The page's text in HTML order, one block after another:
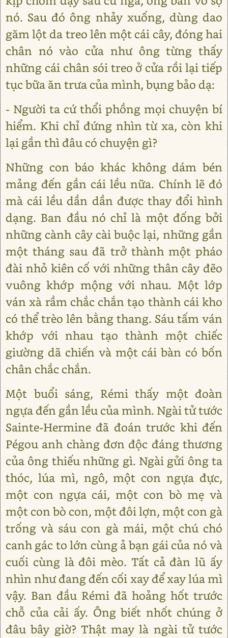
nó. Sau đó ông nhảy xuống, dùng dao
găm lột da treo lên một cái cây, đóng hai
chân nó vào cửa như ông từng thấy
những cái chân sói treo ở cửa rồi lại tiếp
tục bữa ăn trưa của mình, bụng bảo dạ:
- Người ta cứ thổi phồng mọi chuyện bí
hiểm. Khi chỉ đứng nhìn từ xa, còn khi
lại gần thì đâu có chuyện gì?
Những con báo khác không dám bén
mảng đến gần cái lều nữa. Chính lẽ đó
mà cái lều dần dần được thay đổi hình
dạng. Ban đầu nó chỉ là một đống bởi
những cành cây cài buộc lại, những gần
một tháng sau đã trở thành một pháo
đài nhỏ kiên cố với những thân cây đẽo
vuông khớp mộng với nhau. Một lớp
ván xà rầm chắc chắn tạo thành cái kho
có thể trèo lên bằng thang. Sáu tấm ván
khớp với nhau tạo thành một chiếc
giường dã chiến và một cái bàn có bốn
chân chắc chắn.
Một buổi sáng, Rémi thấy một đoàn
ngựa đến gần lều của mình. Ngài tử tước
Sainte-Hermine đã đoán trước khi đến
Pégou anh chàng đơn độc đáng thương
của ông thiếu những gì. Ngài gửi ông ta
thóc, lúa mì, ngô, một con ngựa đực,
một con ngựa cái, một con bò mẹ và
một con bò con, một đôi lợn, một con gà
trống và sáu con gà mái, một chú chó
canh gác to lớn cùng ả bạn gái của nó và
cuối cùng là đôi mèo. Tất cả đàn lũ ấy
nhìn như đang đến cối xay để xay lúa mì
vậy. Ban đầu Rémi đã hoảng hốt trước
chỗ của cải ấy. Ông biết nhốt chúng ở
đâu bây giờ? Thật may là ngài tử tước